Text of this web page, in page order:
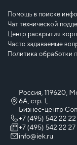
Помощь в поиске
Чат технической
Центр раскрытия
Часто задаваемые
Политика обработки
Россия, 119620,
6А, стр. 1,
Бизнес-центр
+7 (495) 542 22 22
+7 (495) 542 22 27
info@iek.ru